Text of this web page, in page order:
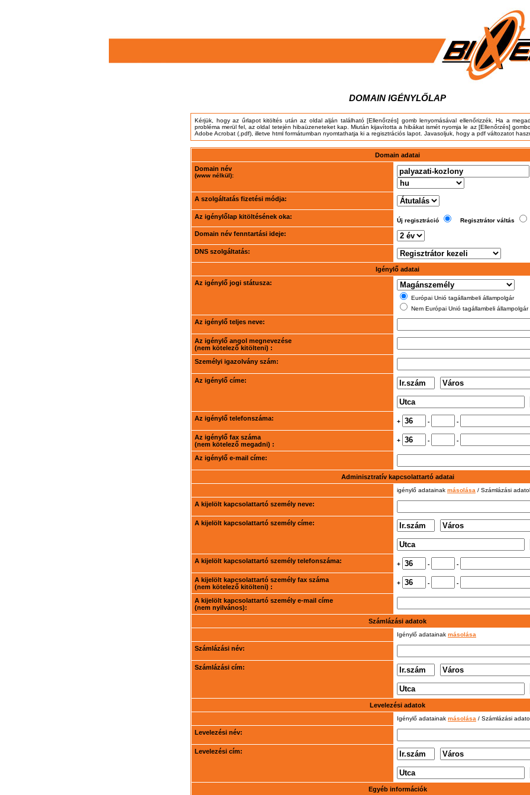
DOMAIN IGÉNYLŐLAP
Kérjük, hogy az űrlapot kitöltés után az oldal alján található [Ellenőrzés] gomb lenyomásával ellenőrizzék. Ha a
probléma merül fel, az oldal tetején hibaüzeneteket kap. Miután kijavította a hibákat ismét nyomja le az [Ellenőrzés]
Adobe Acrobat (.pdf), illetve html formátumban nyomtathatja ki a regisztrációs lapot. Javasoljuk, hogy a pdf változatot
Domain adatai
Domain név
(www nélkül):
A szolgáltatás fizetési módja:
Az igénylőlap kitöltésének oka:
Új regisztráció Regisztrátor váltás
Domain név fenntartási ideje:
DNS szolgáltatás:
Igénylő adatai
Az igénylő jogi státusza:
Európai Unió tagállambeli állampolgár
Nem Európai Unió tagállambeli állampolgár
Az igénylő teljes neve:
Az igénylő angol megnevezése
(nem kötelező kitölteni) :
Személyi igazolvány szám:
Az igénylő címe:
Az igénylő telefonszáma: + - -
Az igénylő fax száma
(nem kötelező megadni) :
+ - -
Az igénylő e-mail címe:
Adminisztratív kapcsolattartó adatai
igénylő adatainak másolása / Számlázási
A kijelölt kapcsolattartó személy neve:
A kijelölt kapcsolattartó személy címe:
A kijelölt kapcsolattartó személy telefonszáma: + - -
A kijelölt kapcsolattartó személy fax száma
(nem kötelező kitölteni) :
+ - -
A kijelölt kapcsolattartó személy e-mail címe
(nem nyilvános):
Számlázási adatok
Igénylő adatainak másolása
Számlázási név:
Számlázási cím:
Levelezési adatok
Igénylő adatainak másolása / Számlázási
Levelezési név:
Levelezési cím:
Egyéb információk